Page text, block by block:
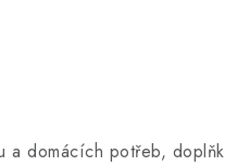
a domácích potřeb,